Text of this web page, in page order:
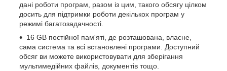
дані роботи програм, разом із цим, такого обсягу цілком
досить для підтримки роботи декількох програм у
режимі багатозадачності.
16 GB постійної пам'яті, де розташована, власне,
сама система та всі встановлені програми. Доступний
обсяг ви можете використовувати для зберігання
мультимедійних файлів, документів тощо.